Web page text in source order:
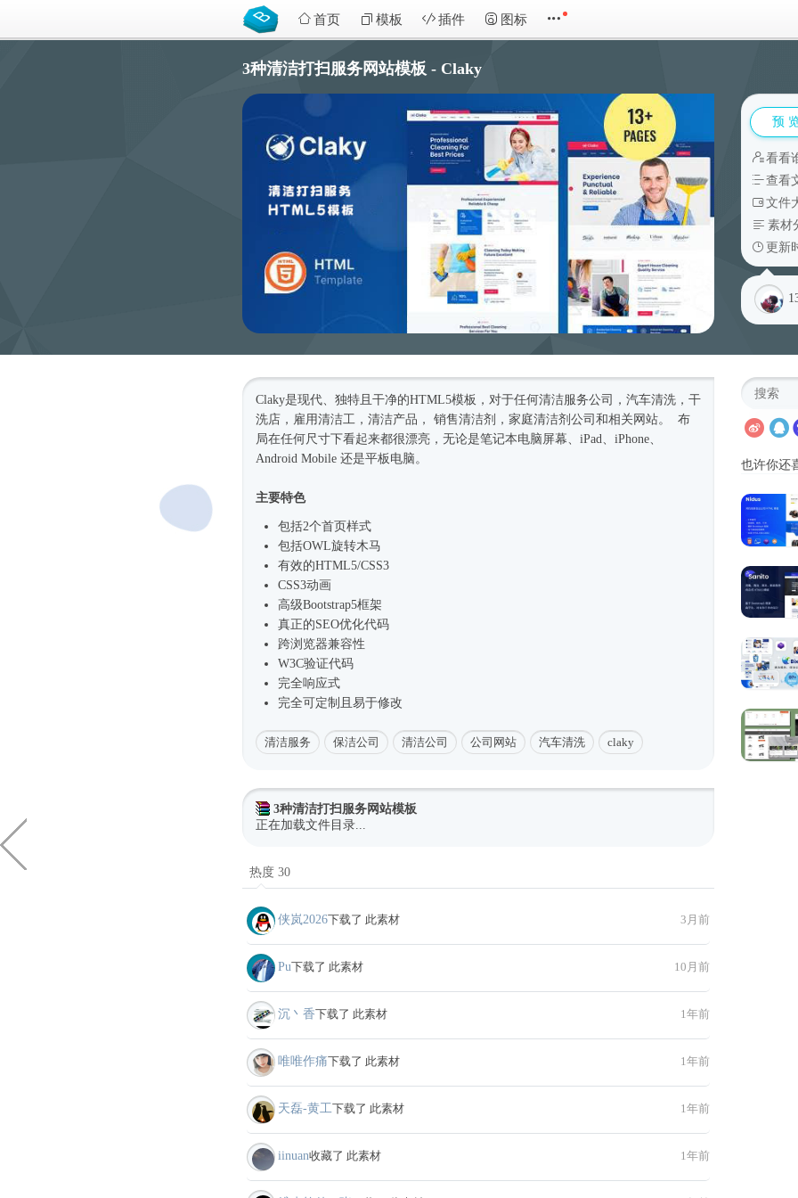
首页 模板 插件 图标
3种清洁打扫服务网站模板 - Claky
预
看看
查看
文件
素材
更新
Claky是现代、独特且干净的HTML5模板 ，对于任何清洁服务公司，汽车清洗，干
洗店，雇用清洁工，清洁产品， 销售清洁剂，家庭清洁剂公司和相关网站。 布
局在任何尺寸下看起来都很漂亮，无论是笔记本电脑屏幕、iPad、iPhone、
Android Mobile 还是平板电脑。
主要特色
包括2个首页样式
包括OWL旋转木马
有效的HTML5/CSS3
CSS3动画
高级Bootstrap5框架
真正的SEO优化代码
跨浏览器兼容性
W3C验证代码
完全响应式
完全可定制且易于修改
清洁服务 保洁公司 清洁公司 公司网站 汽车清洗 claky
3种清洁打扫服务网站模板
正在加载文件目录...
热度 30
侠岚2026下载了 此素材 3月前
Pu下载了 此素材 10月前
沉丶香下载了 此素材 1年前
唯唯作痛下载了 此素材 1年前
天磊-黄工下载了 此素材 1年前
iinuan收藏了 此素材 1年前
也许你还